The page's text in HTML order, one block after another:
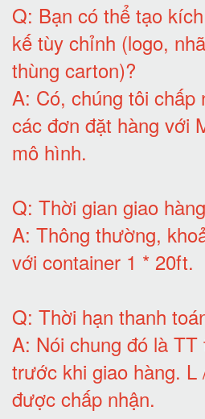
Q: Bạn có thể tạo
kế tùy chỉnh (logo,
thùng carton)?
A: Có, chúng tôi chấp
các đơn đặt hàng với
mô hình.
Q: Thời gian giao
A: Thông thường,
với container 1 * 20ft.
Q: Thời hạn thanh
A: Nói chung đó là
trước khi giao hàng. L
được chấp nhận.